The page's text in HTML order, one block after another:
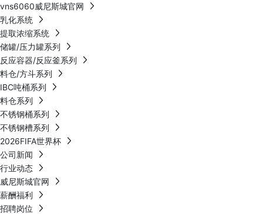
vns6060威尼斯城官网
乳化系统
提取浓缩系统
储罐/压力罐系列
反应容器/反应釜系列
料仓/方斗系列
IBC吨桶系列
料仓系列
不锈钢桶系列
不锈钢槽系列
2026FIFA世界杯
公司新闻
行业动态
威尼斯城官网
薪酬福利
招聘岗位